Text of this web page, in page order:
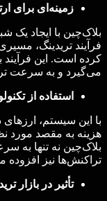
زمینه‌ای برای
بلاک‌چین با ایجاد یک
فرآیند تریدینگ،
کرده است. این
می‌گیرد و به سرعت
استفاده از
با این سیستم،
هزینه به مقصد مورد
بلاک‌چین نه تنها به
تراکنش‌ها نیز
تأثیر در بازار